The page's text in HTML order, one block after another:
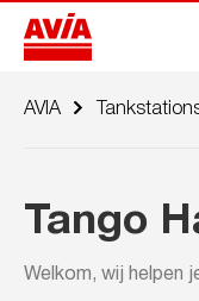
AVIA
Tango
Welkom, wij helpen